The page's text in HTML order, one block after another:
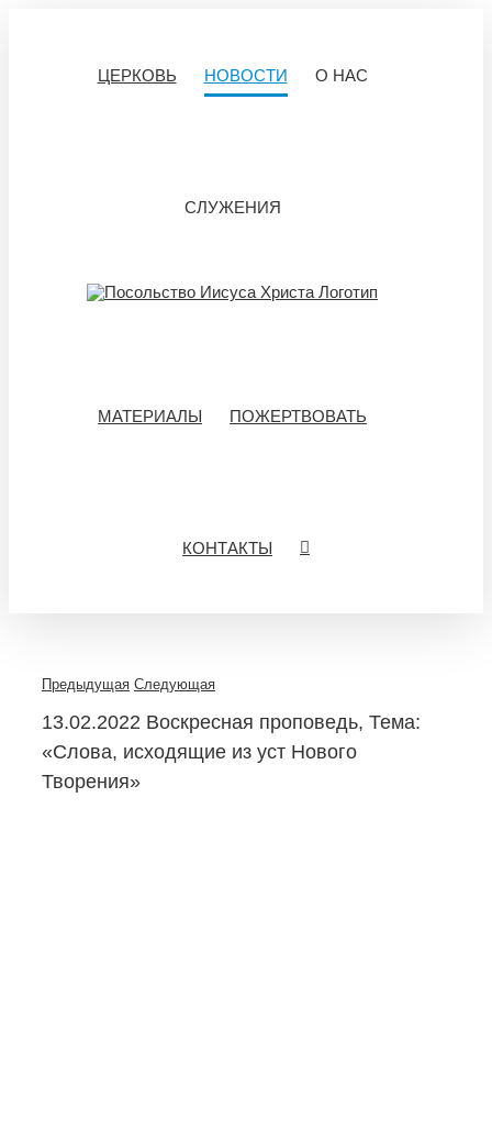
ЦЕРКОВЬ НОВОСТИ О НАС
СЛУЖЕНИЯ
МАТЕРИАЛЫ ПОЖЕРТВОВАТЬ
КОНТАКТЫ
Предыдущая Следующая
13.02.2022 Воскресная проповедь, Тема:
«Слова, исходящие из уст Нового
Творения»